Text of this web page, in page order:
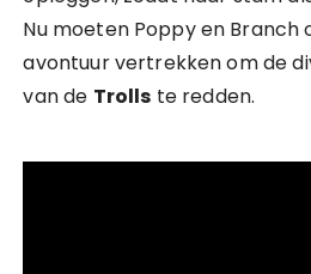
Nu moeten Poppy en Branch
avontuur vertrekken om de
van de Trolls te redden.